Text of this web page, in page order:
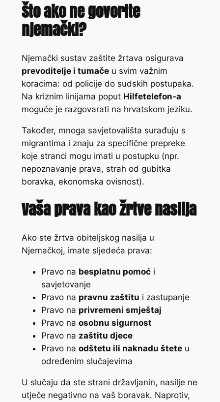
Što ako ne govorite
njemački?
Njemački sustav zaštite žrtava osigurava
prevoditelje i tumačeu svim važnim
koracima: od policije do sudskih postupaka.
Na kriznim linijama poput Hilfetelefon-a
moguće je razgovarati na hrvatskom jeziku.
Također, mnoga savjetovališta surađuju s
migrantima i znaju za specifične prepreke
koje stranci mogu imati u postupku (npr.
nepoznavanje prava, strah od gubitka
boravka, ekonomska ovisnost).
Vaša prava kao žrtve nasilja
Ako ste žrtva obiteljskog nasilja u
Njemačkoj, imate sljedeća prava:
Pravo na besplatnu pomoći
savjetovanje
Pravo na pravnu zaštitu i zastupanje
Pravo na privremeni smještaj
Pravo na osobnu sigurnost
Pravo na zaštitu djece
Pravo na odštetu ili naknadu šteteu
određenim slučajevima
U slučaju da ste strani državljanin, nasilje ne
utječe negativno na vaš boravak. Naprotiv,